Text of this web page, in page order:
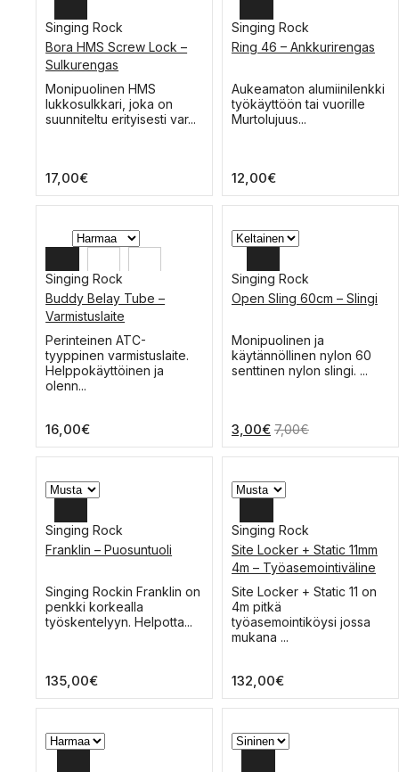
Singing Rock
Bora HMS Screw Lock –
Sulkurengas
Tällä
tuotteella
on
tehdä
valinnat
tuotteen
Monipuolinen HMS
lukkosulkkari, joka on
suunniteltu erityisesti var...
17,00€
Singing Rock
Ring 46 – Ankkurirengas
Tällä
tuotteella
on
tehdä
valinnat
tuotteen
Aukeamaton alumiinilenkki
työkäyttöön tai vuorille
Murtolujuus...
12,00€
Singing Rock
Buddy Belay Tube –
Varmistuslaite
Tällä
tuotteella
on
useampi
tehdä
valinnat
tuotteen
Perinteinen ATC-
tyyppinen varmistuslaite.
Helppokäyttöinen ja
olenn...
16,00€
Singing Rock
Open Sling 60cm – Slingi
Tällä
tuotteella
on
tehdä
valinnat
tuotteen
Monipuolinen ja
käytännöllinen nylon 60
senttinen nylon slingi. ...
3,00€ 7,00€
Singing Rock
Franklin – Puosuntuoli
Tällä
tuotteella
on
tehdä
valinnat
tuotteen
Singing Rockin Franklin on
penkki korkealla
työskentelyyn. Helpotta...
135,00€
Singing Rock
Site Locker + Static 11mm
4m – Työasemointiväline
Tällä
tuotteella
on
useampi
tehdä
valinnat
tuotteen
Site Locker + Static 11 on
4m pitkä
työasemointiköysi jossa
mukana ...
132,00€